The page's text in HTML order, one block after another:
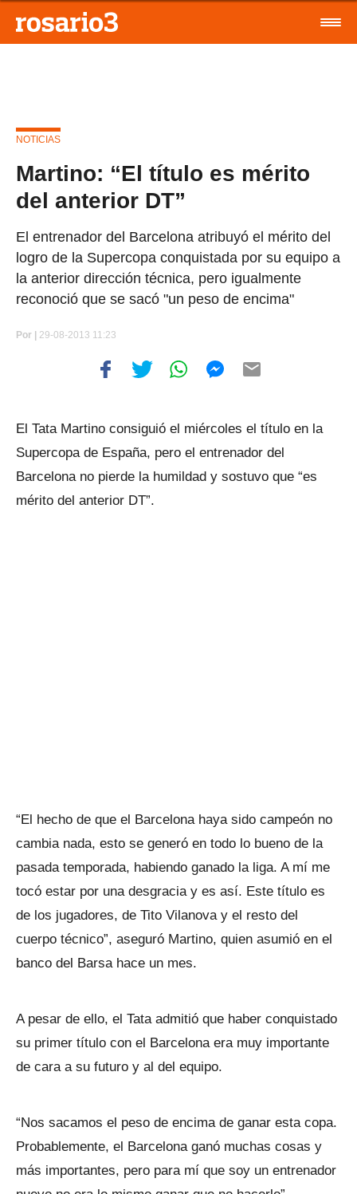
NOTICIAS
Martino: “El título es mérito
del anterior DT”
El entrenador del Barcelona atribuyó el mérito del
logro de la Supercopa conquistada por su equipo a
la anterior dirección técnica, pero igualmente
reconoció que se sacó "un peso de encima"
Por 29-08-2013 11:23
El Tata Martino consiguió el miércoles el título en la
Supercopa de España, pero el entrenador del
Barcelona no pierde la humildad y sostuvo que “es
mérito del anterior DT”.
“El hecho de que el Barcelona haya sido campeón no
cambia nada, esto se generó en todo lo bueno de la
pasada temporada, habiendo ganado la liga. A mí me
tocó estar por una desgracia y es así. Este título es
de los jugadores, de Tito Vilanova y el resto del
cuerpo técnico”, aseguró Martino, quien asumió en el
banco del Barsa hace un mes.
A pesar de ello, el Tata admitió que haber conquistado
su primer título con el Barcelona era muy importante
de cara a su futuro y al del equipo.
“Nos sacamos el peso de encima de ganar esta copa.
Probablemente, el Barcelona ganó muchas cosas y
más importantes, pero para mí que soy un entrenador